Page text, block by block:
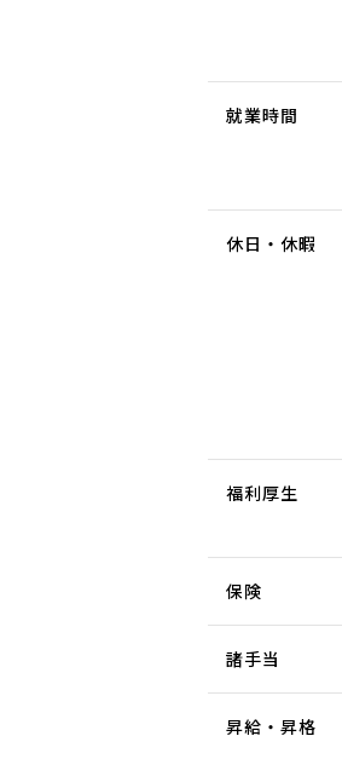
就業時間
休日・休暇
福利厚生
保険
諸手当
昇給・昇格